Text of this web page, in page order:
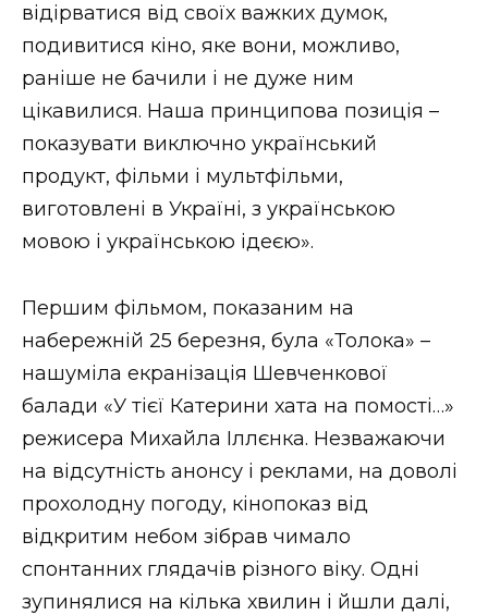
відірватися від своїх важких думок,
подивитися кіно, яке вони, можливо,
раніше не бачили і не дуже ним
цікавилися. Наша принципова позиція –
показувати виключно український
продукт, фільми і мультфільми,
виготовлені в Україні, з українською
мовою і українською ідеєю».
Першим фільмом, показаним на
набережній 25 березня, була «Толока» –
нашуміла екранізація Шевченкової
балади «У тієї Катерини хата на помості…»
режисера Михайла Іллєнка. Незважаючи
на відсутність анонсу і реклами, на доволі
прохолодну погоду, кінопоказ від
відкритим небом зібрав чимало
спонтанних глядачів різного віку. Одні
зупинялися на кілька хвилин і йшли далі,